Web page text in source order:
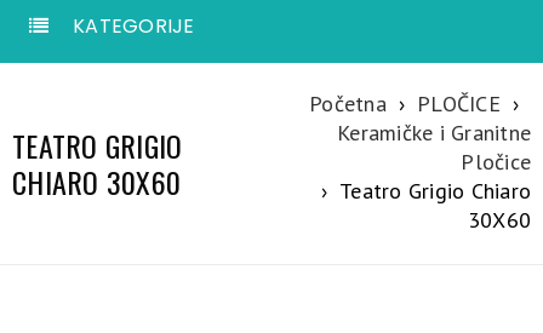
KATEGORIJE
TEATRO GRIGIO
CHIARO 30X60
Početna › PLOČICE ›
Keramičke i Granitne
Pločice
› Teatro Grigio Chiaro
30X60